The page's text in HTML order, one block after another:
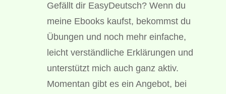
Gefällt dir EasyDeutsch? Wenn du
meine Ebooks kaufst, bekommst du
Übungen und noch mehr einfache,
leicht verständliche Erklärungen und
unterstützt mich auch ganz aktiv.
Momentan gibt es ein Angebot, bei